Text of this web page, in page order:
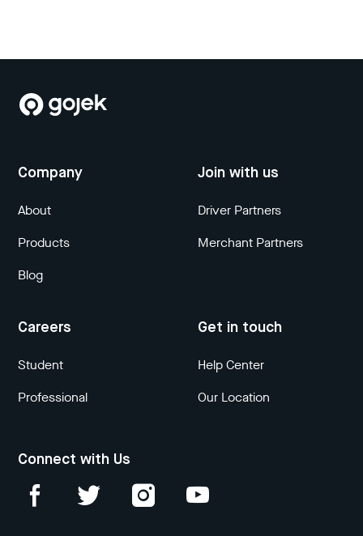
Company
About
Products
Blog
Join with us
Driver Partners
Merchant Partners
Careers
Student
Professional
Get in touch
Help Center
Our Location
Connect with Us